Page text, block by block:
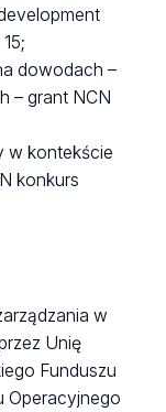
dowodach –
– grant NCN
w kontekście
konkurs
w
Unię
Funduszu
Operacyjnego